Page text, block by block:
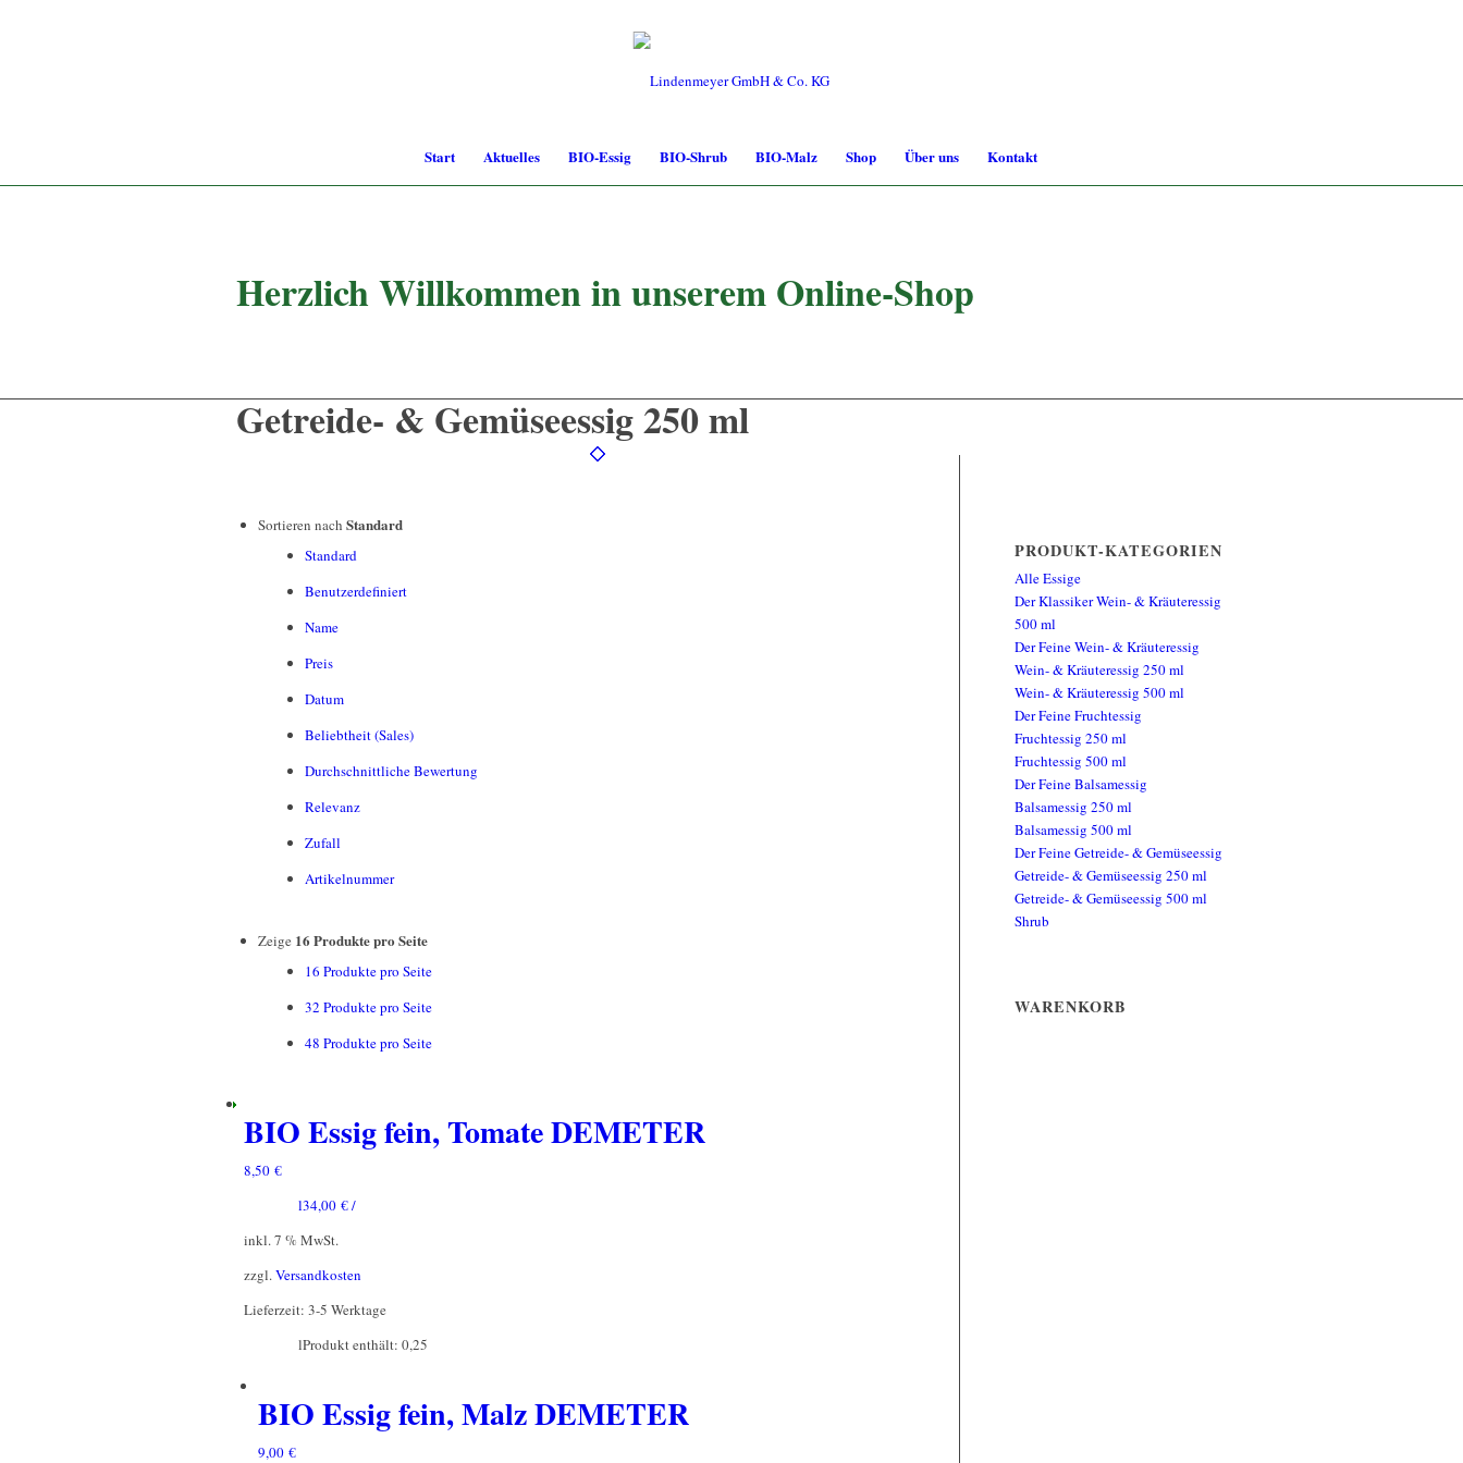
Start Aktuelles BIO-Essig BIO-Shrub BIO-Malz Shop Über uns Kontakt
Herzlich Willkommen in unserem Online-Shop
Getreide- & Gemüseessig 250 ml
Sortieren nach Standard
Standard
Benutzerdefiniert
Name
Preis
Datum
Beliebtheit (Sales)
Durchschnittliche Bewertung
Relevanz
Zufall
Artikelnummer
Zeige 16 Produkte pro Seite
16 Produkte pro Seite
32 Produkte pro Seite
48 Produkte pro Seite
BIO Essig fein, Tomate DEMETER
8,50 €
34,00 €/
l
inkl. 7 % MwSt.
zzgl.Versandkosten
Lieferzeit: 3-5 Werktage
Produkt enthält: 0,25
l
BIO Essig fein, Malz DEMETER
9,00 €
PRODUKT-KATEGORIEN
Alle Essige
Der Klassiker Wein- & Kräuteressig
500 ml
Der Feine Wein- & Kräuteressig
Wein- & Kräuteressig 250 ml
Wein- & Kräuteressig 500 ml
Der Feine Fruchtessig
Fruchtessig 250 ml
Fruchtessig 500 ml
Der Feine Balsamessig
Balsamessig 250 ml
Balsamessig 500 ml
Der Feine Getreide- & Gemüseessig
Getreide- & Gemüseessig 250 ml
Getreide- & Gemüseessig 500 ml
Shrub
WARENKORB